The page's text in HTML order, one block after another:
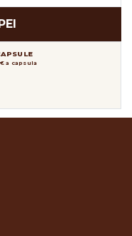
a capsula